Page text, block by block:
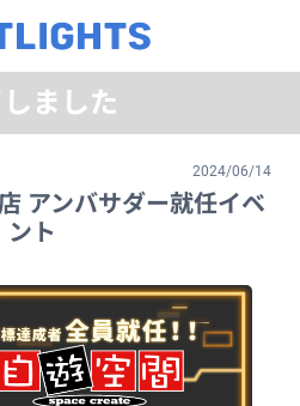
ました
2024/06/14
アンバサダー就任イベ
ント